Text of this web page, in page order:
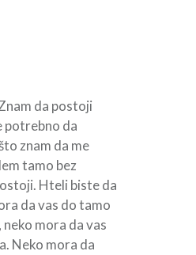
da postoji
potrebno da
znam da me
tamo bez
Hteli biste da
da vas do tamo
mora da vas
Neko mora da